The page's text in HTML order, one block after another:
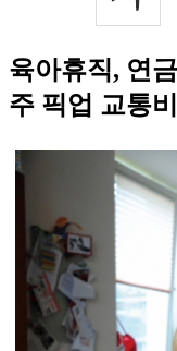
육아휴직, 연
주 픽업 교통